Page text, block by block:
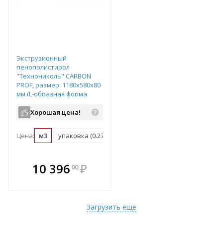
Экструзионный
пенополистирол
"Технониколь" CARBON
PROF, размер: 1180х580х80
мм (L-образная форма
Хорошая цена!
Цена: м3 упаковка (0.274 м3)
10 396 00 ₽
Загрузить еще